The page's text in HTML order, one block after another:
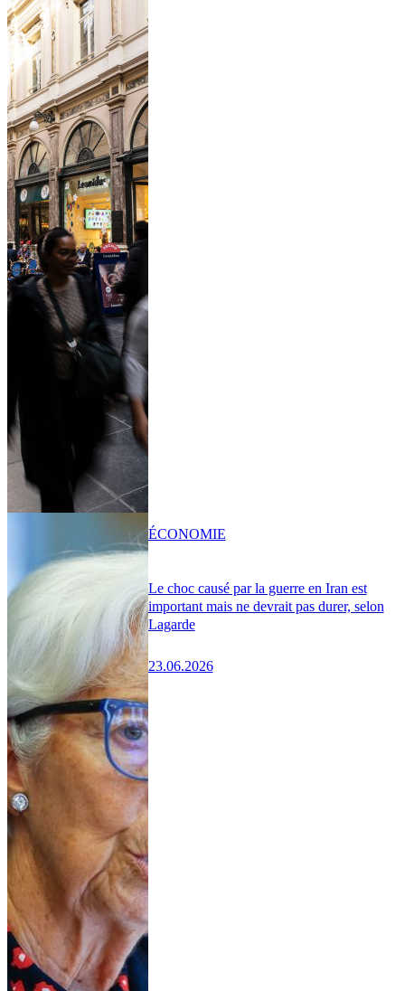
Le choc causé par la guerre en Iran est
important mais ne devrait pas durer, selon
Lagarde
23.06.2026
ÉCONOMIE